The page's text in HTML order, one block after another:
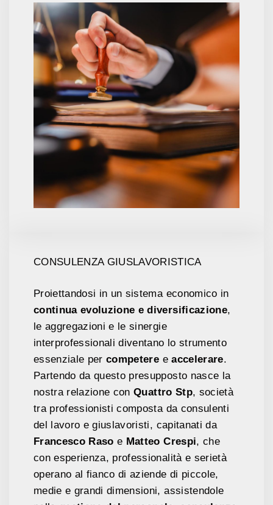
CONSULENZA GIUSLAVORISTICA
Proiettandosi in un sistema economico in
continua evoluzione e diversificazione,
le aggregazioni e le sinergie
interprofessionali diventano lo strumento
essenziale percompetere eaccelerare.
Partendo da questo presupposto nasce la
nostra relazione conQuattro Stp, società
tra professionisti composta da consulenti
del lavoro e giuslavoristi, capitanati da
Francesco Raso e Matteo Crespi, che
con esperienza, professionalità e serietà
operano al fianco di aziende di piccole,
medie e grandi dimensioni, assistendole